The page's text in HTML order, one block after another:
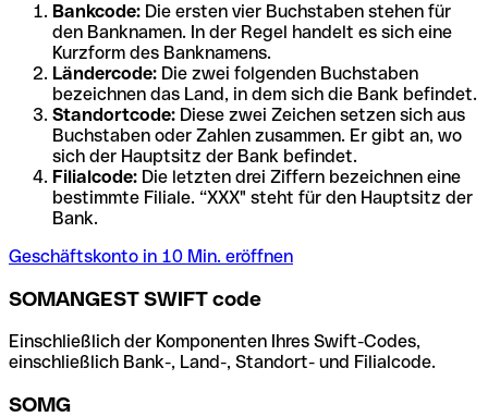
Bankcode: Die ersten vier Buchstaben stehen für
den Banknamen. In der Regel handelt es sich eine
Kurzform des Banknamens.
Ländercode: Die zwei folgenden Buchstaben
bezeichnen das Land, in dem sich die Bank befindet.
Standortcode: Diese zwei Zeichen setzen sich aus
Buchstaben oder Zahlen zusammen. Er gibt an, wo
sich der Hauptsitz der Bank befindet.
Filialcode: Die letzten drei Ziffern bezeichnen eine
bestimmte Filiale. “XXX" steht für den Hauptsitz der
Bank.
Geschäftskonto in 10 Min. eröffnen
SOMANGEST SWIFT code
Einschließlich der Komponenten Ihres Swift-Codes,
einschließlich Bank-, Land-, Standort- und Filialcode.
SOMG